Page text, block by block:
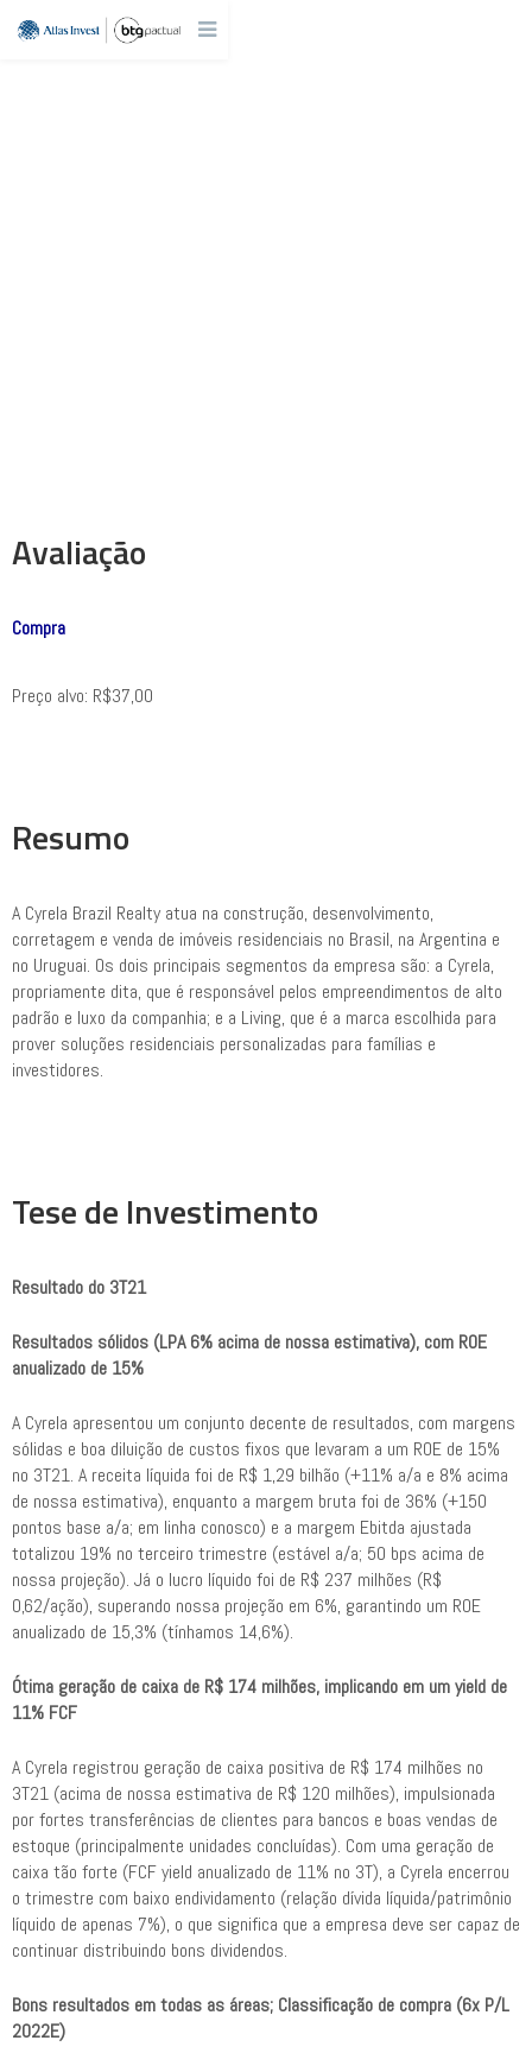
Avaliação
Compra
Preço alvo: R$37,00
Resumo
A Cyrela Brazil Realty atua na construção, desenvolvimento,
corretagem e venda de imóveis residenciais no Brasil, na Argentina e
no Uruguai. Os dois principais segmentos da empresa são: a Cyrela,
propriamente dita, que é responsável pelos empreendimentos de alto
padrão e luxo da companhia; e a Living, que é a marca escolhida para
prover soluções residenciais personalizadas para famílias e
investidores.
Tese de Investimento
Resultado do 3T21
Resultados sólidos (LPA 6% acima de nossa estimativa), com ROE
anualizado de 15%
A Cyrela apresentou um conjunto decente de resultados, com margens
sólidas e boa diluição de custos fixos que levaram a um ROE de 15%
no 3T21. A receita líquida foi de R$ 1,29 bilhão (+11% a/a e 8% acima
de nossa estimativa), enquanto a margem bruta foi de 36% (+150
pontos base a/a; em linha conosco) e a margem Ebitda ajustada
totalizou 19% no terceiro trimestre (estável a/a; 50 bps acima de
nossa projeção). Já o lucro líquido foi de R$ 237 milhões (R$
0,62/ação), superando nossa projeção em 6%, garantindo um ROE
anualizado de 15,3% (tínhamos 14,6%).
Ótima geração de caixa de R$ 174 milhões, implicando em um yield de
11% FCF
A Cyrela registrou geração de caixa positiva de R$ 174 milhões no
3T21 (acima de nossa estimativa de R$ 120 milhões), impulsionada
por fortes transferências de clientes para bancos e boas vendas de
estoque (principalmente unidades concluídas). Com uma geração de
caixa tão forte (FCF yield anualizado de 11% no 3T), a Cyrela encerrou
o trimestre com baixo endividamento (relação dívida líquida/patrimônio
líquido de apenas 7%), o que significa que a empresa deve ser capaz de
continuar distribuindo bons dividendos.
Bons resultados em todas as áreas; Classificação de compra (6x P/L
2022E)